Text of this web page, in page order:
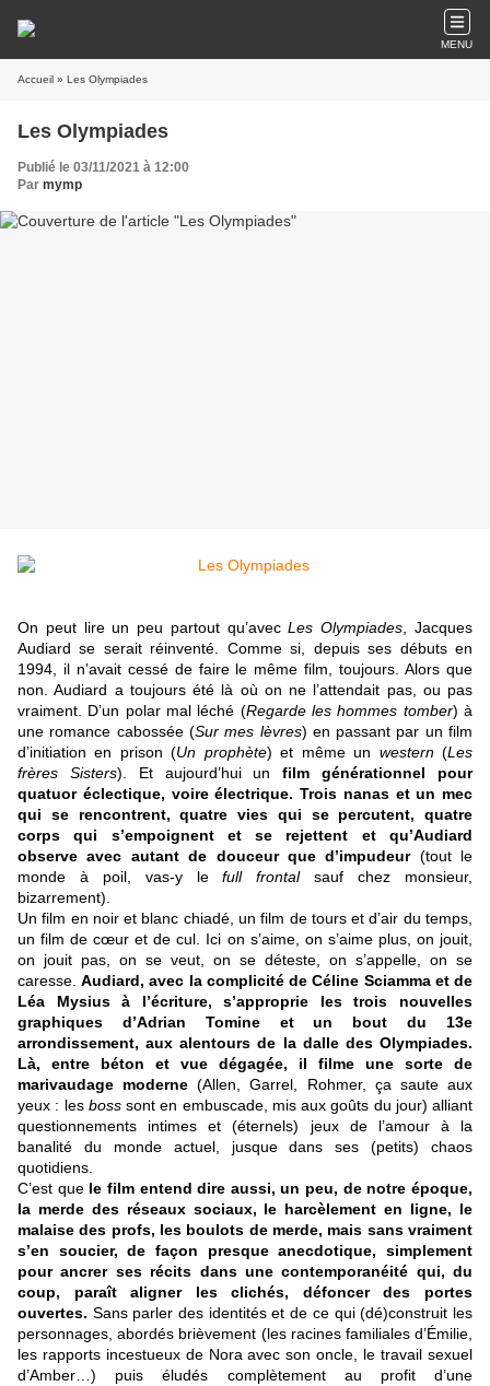
MENU
Accueil » Les Olympiades
Les Olympiades
Publié le 03/11/2021 à 12:00
Par mymp
On peut lire un peu partout qu’avecLes Olympiades , Jacques
Audiard se serait réinventé. Comme si, depuis ses débuts en
1994, il n’avait cessé de faire le même film, toujours. Alors que
non. Audiard a toujours été là où on ne l’attendait pas, ou pas
vraiment. D’un polar mal léché (Regarde les hommes tomber) à
une romance cabossée (Sur mes lèvres) en passant par un film
d’initiation en prison (Un prophète) et même un western(Les
frères Sisters). Et aujourd’hui unfilm générationnel pour
quatuor éclectique, voire électrique. Trois nanas et un mec
qui se rencontrent, quatre vies qui se percutent, quatre
corps qui s’empoignent et se rejettent et qu’Audiard
observe avec autant de douceur que d’impudeur(tout le
monde à poil, vas-y lefull frontalsauf chez monsieur,
bizarrement).
Un film en noir et blanc chiadé, un film de tours et d’air du temps,
un film de cœur et de cul. Ici on s’aime, on s’aime plus, on jouit,
on jouit pas, on se veut, on se déteste, on s’appelle, on se
caresse.Audiard, avec la complicité de Céline Sciamma et de
Léa Mysius à l’écriture, s’approprie les trois nouvelles
graphiques d’Adrian Tomine et un bout du 13e
arrondissement, aux alentours de la dalle des Olympiades.
Là, entre béton et vue dégagée, il filme une sorte de
marivaudage moderne (Allen, Garrel, Rohmer, ça saute aux
yeux : les bosssont en embuscade, mis aux goûts du jour) alliant
questionnements intimes et (éternels) jeux de l’amour à la
banalité du monde actuel, jusque dans ses (petits) chaos
quotidiens.
C’est que le film entend dire aussi, un peu, de notre époque,
la merde des réseaux sociaux, le harcèlement en ligne, le
malaise des profs, les boulots de merde, mais sans vraiment
s’en soucier, de façon presque anecdotique, simplement
pour ancrer ses récits dans une contemporanéité qui, du
coup, paraît aligner les clichés, défoncer des portes
ouvertes. Sans parler des identités et de ce qui (dé)construit les
personnages, abordés brièvement (les racines familiales d’Émilie,
les rapports incestueux de Nora avec son oncle, le travail sexuel
d’Amber…) puis éludés complètement au profit d’une